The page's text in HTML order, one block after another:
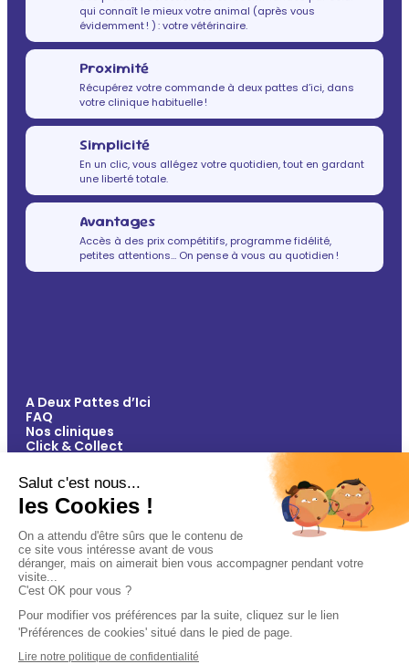
qui connaît le mieux votre animal (après vous
évidemment ! ) : votre vétérinaire.
Proximité
Récupérez votre commande à deux pattes d’ici, dans
votre clinique habituelle !
Simplicité
En un clic, vous allégez votre quotidien, tout en gardant
une liberté totale.
Avantages
Accès à des prix compétitifs, programme fidélité,
petites attentions… On pense à vous au quotidien !
A Deux Pattes d’Ici
FAQ
Nos cliniques
Click & Collect
Vos avantages
Conseils
Paiement 100% sécurisé